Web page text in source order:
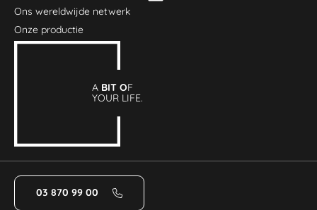
Ons wereldwijde netwerk
Onze productie
A BIT OF
YOUR LIFE.
03 870 99 00